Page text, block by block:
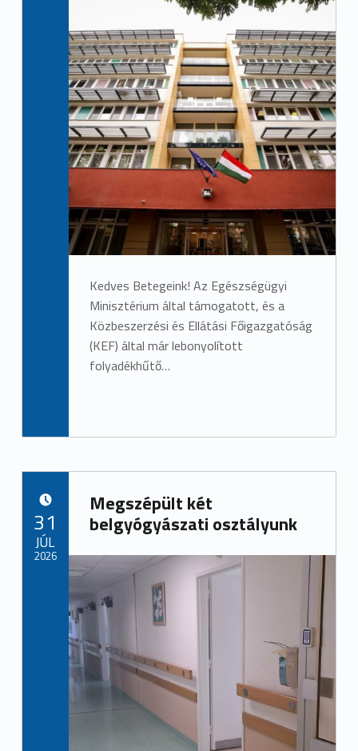
Kedves Betegeink! Az Egészségügyi
Minisztérium által támogatott, és a
Közbeszerzési és Ellátási Főigazgatóság
(KEF) által már lebonyolított
folyadékhűtő…
Megszépült két
belgyógyászati osztályunk
31
JÚL
2026